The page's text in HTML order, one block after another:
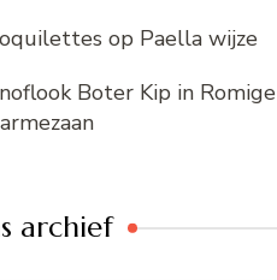
op Paella wijze
Boter Kip in Romige
archief